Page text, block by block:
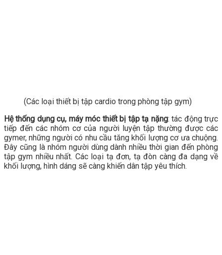
(Các loại thiết bị tập cardio trong phòng tập gym)
Hệ thống dụng cụ, máy móc thiết bị tập tạ nặng: tác động trực
tiếp đến các nhóm cơ của người luyện tập thường được các
gymer, những người có nhu cầu tăng khối lượng cơ ưa chuộng.
Đây cũng là nhóm người dùng dành nhiều thời gian đến phòng
tập gym nhiều nhất. Các loại tạ đơn, tạ đòn càng đa dạng về
khối lượng, hình dáng sẽ càng khiến dân tập yêu thích.